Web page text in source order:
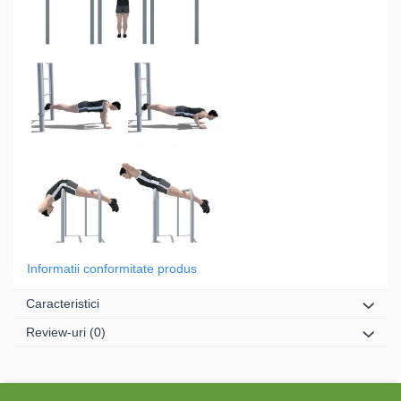
Informatii conformitate produs
Caracteristici
Review-uri (0)